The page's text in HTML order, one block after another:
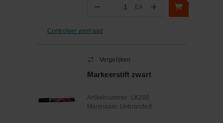
− Aantal
EA +
Controleer voorraad
Vergelijken
Markeerstift zwart
Artikelnummer: LK200
Merknaam: Unbranded